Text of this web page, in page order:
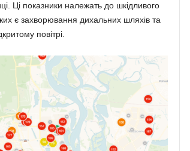
Ці показники належать до шкідливого
є захворювання дихальних шляхів та
повітрі.